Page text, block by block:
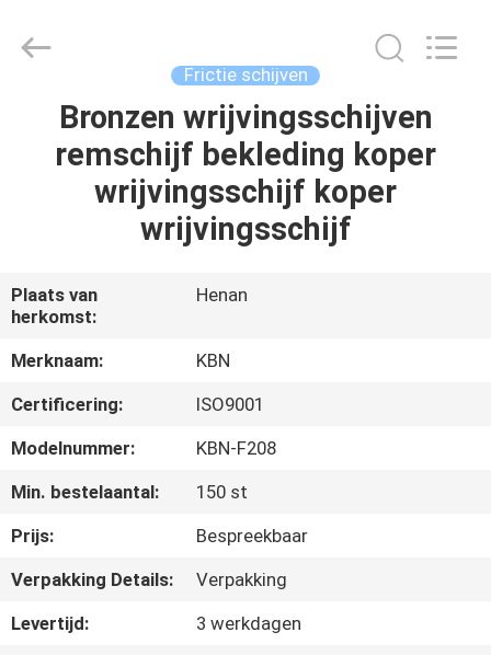
HUIS
PRODUCTEN
ONS
FABRIEKSREIS
KWALITEITSCONTROLE
CONTACTEER
ONS
VERZOEK
Frictie schijven
Bronzen wrijvingsschijven
remschijf bekleding koper
wrijvingsschijf koper
wrijvingsschijf
Plaats van
herkomst:
Henan
Merknaam:
KBN
Certificering:
ISO9001
Modelnummer:
KBN-F208
Min. bestelaantal:
150 st
Prijs:
Bespreekbaar
Verpakking Details:
Verpakking
Levertijd:
3 werkdagen